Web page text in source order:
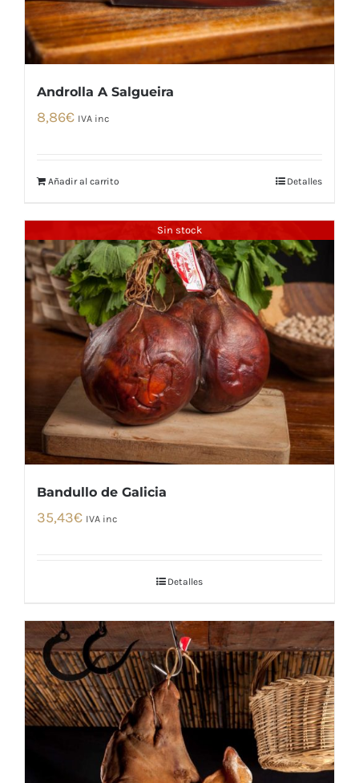
Androlla A Salgueira
8,86€ IVA inc
Añadir al carrito Detalles
Sin stock
Bandullo de Galicia
35,43€ IVA inc
Detalles